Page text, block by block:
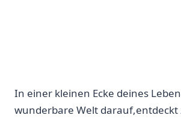
In einer kleinen⁣ Ecke deines
wunderbare Welt darauf,entdeckt